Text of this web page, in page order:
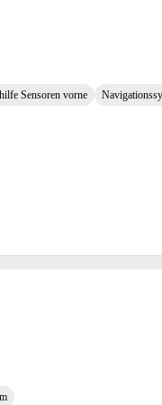
Sensoren vorne